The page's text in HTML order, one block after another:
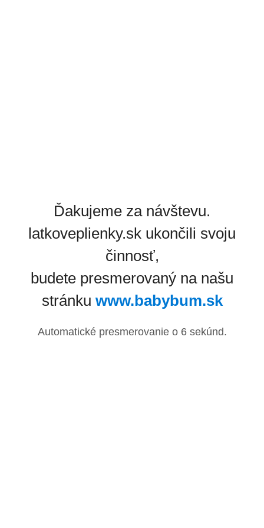
Ďakujeme za návštevu.
latkoveplienky.sk ukončili svoju
činnosť,
budete presmerovaný na našu
stránku www.babybum.sk
Automatické presmerovanie o 6sekúnd.